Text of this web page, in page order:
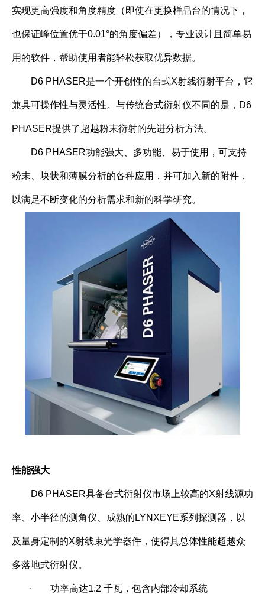
实现更高强度和角度精度（即使在更换样品台的情况下，
也保证峰位置优于0.01°的角度偏差），专业设计且简单易
用的软件，帮助使用者能轻松获取优异数据。
D6 PHASER是一个开创性的台式X射线衍射平台，它
兼具可操作性与灵活性。与传统台式衍射仪不同的是，D6
PHASER提供了超越粉末衍射的先进分析方法。
D6 PHASER功能强大、多功能、易于使用，可支持
粉末、块状和薄膜分析的各种应用，并可加入新的附件，
以满足不断变化的分析需求和新的科学研究。
性能强大
D6 PHASER具备台式衍射仪市场上较高的X射线源功
率、小半径的测角仪、成熟的LYNXEYE系列探测器，以
及量身定制的X射线束光学器件，使得其总体性能超越众
多落地式衍射仪。
· 功率高达1.2 千瓦，包含内部冷却系统